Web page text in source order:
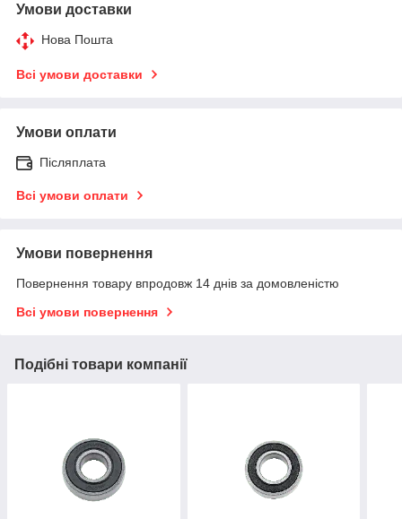
Умови доставки
Нова Пошта
Всі умови доставки
Умови оплати
Післяплата
Всі умови оплати
Умови повернення
Повернення товару впродовж 14 днів за домовленістю
Всі умови повернення
Подібні товари компанії